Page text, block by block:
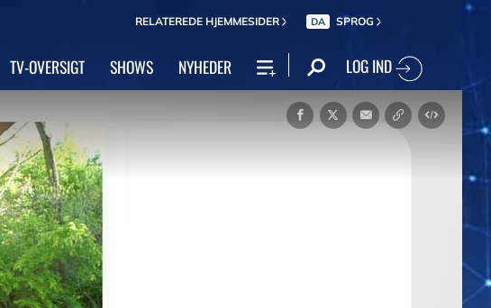
RELATEREDE HJEMMESIDER DA SPROG
TV‑OVERSIGT SHOWS NYHEDER LOG IND